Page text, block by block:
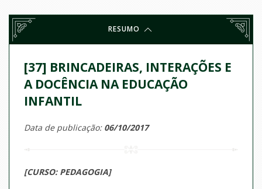
RESUMO
[37] BRINCADEIRAS, INTERAÇÕES E
A DOCÊNCIA NA EDUCAÇÃO
INFANTIL
Data de publicação: 06/10/2017
[CURSO: PEDAGOGIA]